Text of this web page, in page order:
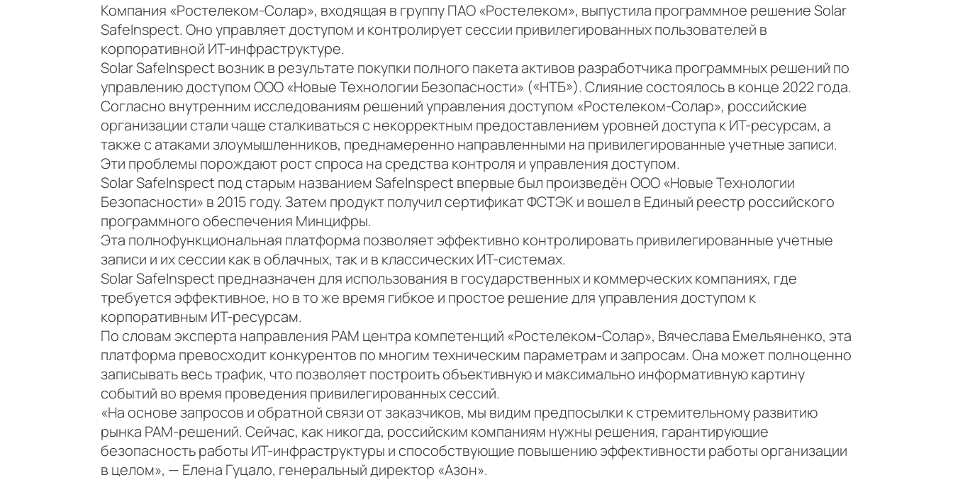
Компания «Ростелеком-Солар», входящая в группу ПАО «Ростелеком», выпустила программное решение Solar
SafeInspect. Оно управляет доступом и контролирует сессии привилегированных пользователей в
корпоративной ИТ-инфраструктуре.
Solar SafeInspect возник в результате покупки полного пакета активов разработчика программных решений по
управлению доступом ООО «Новые Технологии Безопасности» («НТБ»). Слияние состоялось в конце 2022 года.
Согласно внутренним исследованиям решений управления доступом «Ростелеком-Солар», российские
организации стали чаще сталкиваться с некорректным предоставлением уровней доступа к ИТ-ресурсам, а
также с атаками злоумышленников, преднамеренно направленными на привилегированные учетные записи.
Эти проблемы порождают рост спроса на средства контроля и управления доступом.
Solar SafeInspect под старым названием SafeInspect впервые был произведён ООО «Новые Технологии
Безопасности» в 2015 году. Затем продукт получил сертификат ФСТЭК и вошел в Единый реестр российского
программного обеспечения Минцифры.
Эта полнофункциональная платформа позволяет эффективно контролировать привилегированные учетные
записи и их сессии как в облачных, так и в классических ИТ-системах.
Solar SafeInspect предназначен для использования в государственных и коммерческих компаниях, где
требуется эффективное, но в то же время гибкое и простое решение для управления доступом к
корпоративным ИТ-ресурсам.
По словам эксперта направления PAM центра компетенций «Ростелеком-Солар», Вячеслава Емельяненко, эта
платформа превосходит конкурентов по многим техническим параметрам и запросам. Она может полноценно
записывать весь трафик, что позволяет построить объективную и максимально информативную картину
событий во время проведения привилегированных сессий.
«На основе запросов и обратной связи от заказчиков, мы видим предпосылки к стремительному развитию
рынка PAM-решений. Сейчас, как никогда, российским компаниям нужны решения, гарантирующие
безопасность работы ИТ-инфраструктуры и способствующие повышению эффективности работы организации
в целом», — Елена Гуцало, генеральный директор «Азон».